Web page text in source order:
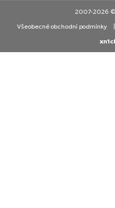
2007-2026 ©
Všeobecné obchodní podmínky
|